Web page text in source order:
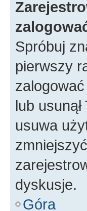
Spróbuj
pierwszy
lub
usuwa
dyskusje.
Góra